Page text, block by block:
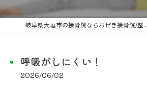
岐阜県大垣市の接骨院ならおぜき接骨院/整体院｜腰痛/交通事故治療/肩こり
呼吸がしにくい！
2026/06/02